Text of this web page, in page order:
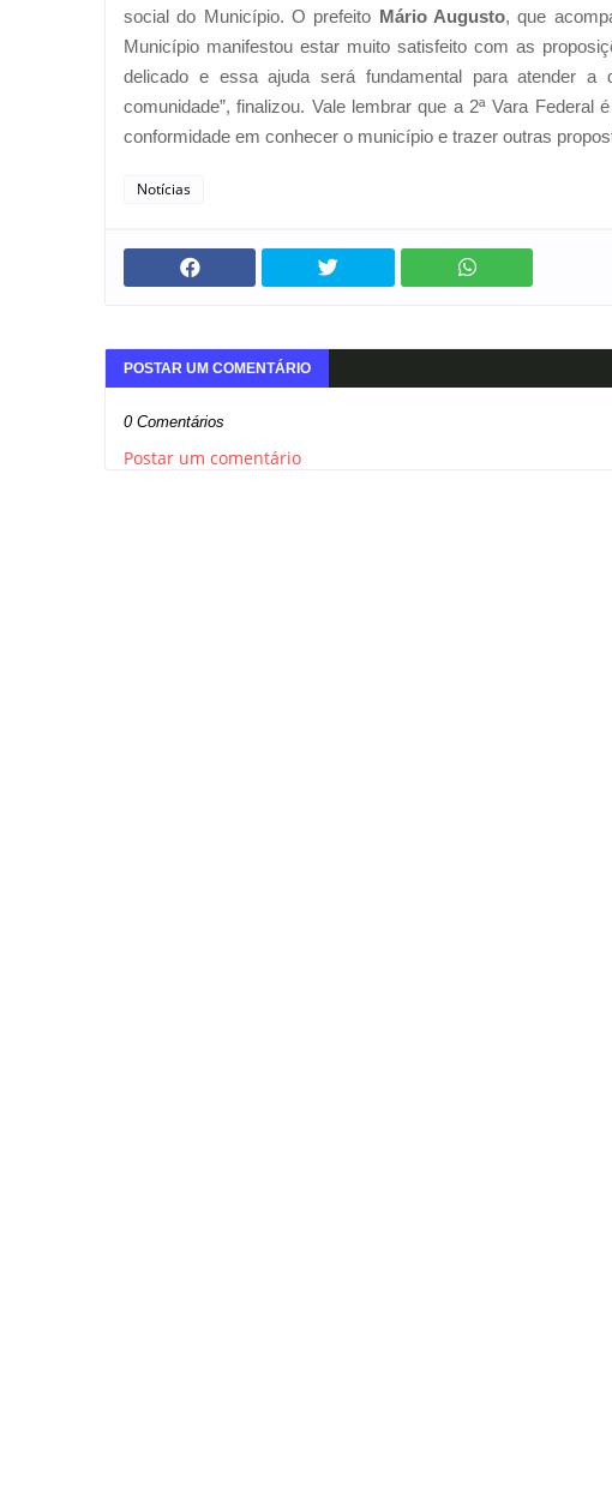
social do Município. O prefeito Mário Augusto, que
Município manifestou estar muito satisfeito com as
delicado e essa ajuda será fundamental para atender
comunidade”, finalizou. Vale lembrar que a 2ª Vara
conformidade em conhecer o município e trazer outras
Notícias
POSTAR UM COMENTÁRIO
0 Comentários
Postar um comentário